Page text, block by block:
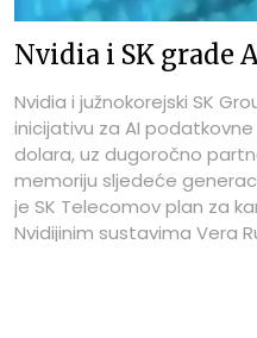
Nvidia i SK grade
Nvidia i južnokorejski SK
inicijativu za AI
dolara, uz dugoročno
memoriju sljedeće
je SK Telecomov plan za
Nvidijinim sustavima Vera